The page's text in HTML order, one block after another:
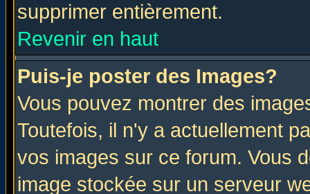
supprimer entièrement.
Revenir en haut
Puis-je poster des Images?
Vous pouvez montrer des
Toutefois, il n'y a actuellement
vos images sur ce forum. Vous
image stockée sur un serveur